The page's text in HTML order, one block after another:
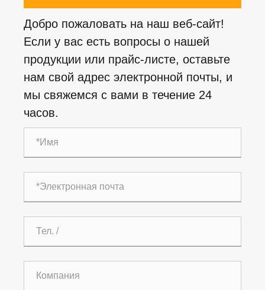
Добро пожаловать на наш веб-сайт!
Если у вас есть вопросы о нашей
продукции или прайс-листе, оставьте
нам свой адрес электронной почты, и
мы свяжемся с вами в течение 24
часов.